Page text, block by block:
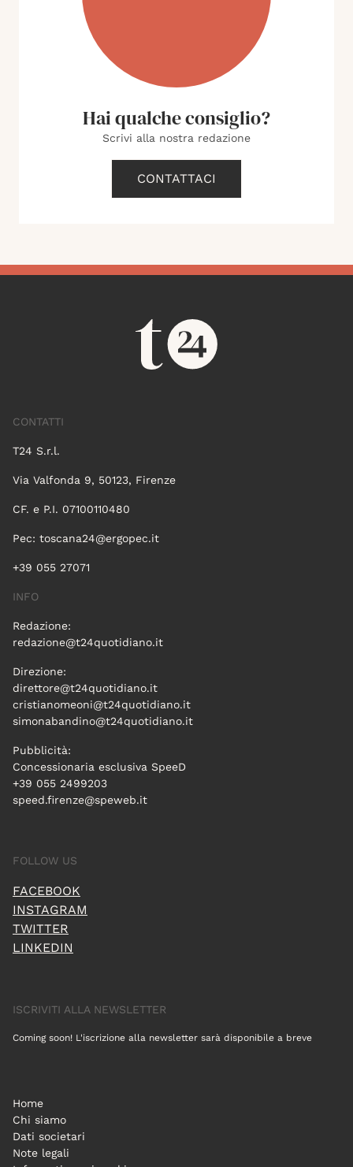
Hai qualche consiglio?
Scrivi alla nostra redazione
CONTATTACI
CONTATTI
T24 S.r.l.
Via Valfonda 9, 50123, Firenze
CF. e P.I. 07100110480
Pec: toscana24@ergopec.it
+39 055 27071
INFO
Redazione:
redazione@t24quotidiano.it
Direzione:
direttore@t24quotidiano.it
cristianomeoni@t24quotidiano.it
simonabandino@t24quotidiano.it
Pubblicità:
Concessionaria esclusiva SpeeD
+39 055 2499203
speed.firenze@speweb.it
FOLLOW US
FACEBOOK
INSTAGRAM
TWITTER
LINKEDIN
ISCRIVITI ALLA NEWSLETTER
Coming soon! L'iscrizione alla newsletter sarà disponibile a breve
Home
Chi siamo
Dati societari
Note legali